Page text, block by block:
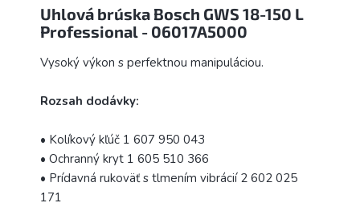
Uhlová brúska Bosch GWS 18-150 L
Professional - 06017A5000
Vysoký výkon s perfektnou manipuláciou.
Rozsah dodávky:
• Kolíkový kľúč 1 607 950 043
• Ochranný kryt 1 605 510 366
• Prídavná rukoväť s tlmením vibrácií 2 602 025
171